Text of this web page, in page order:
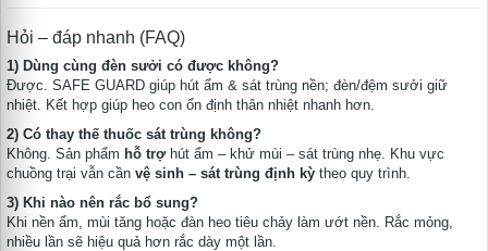
Hỏi – đáp nhanh (FAQ)
1) Dùng cùng đèn sưởi có được không?
Được. SAFE GUARD giúp hút ẩm & sát trùng nền; đèn/đệm sưởi giữ
nhiệt. Kết hợp giúp heo con ổn định thân nhiệt nhanh hơn.
2) Có thay thế thuốc sát trùng không?
Không. Sản phẩm hỗ trợhút ẩm – khử mùi – sát trùng nhẹ. Khu vực
chuồng trại vẫn cần vệ sinh – sát trùng định kỳ theo quy trình.
3) Khi nào nên rắc bổ sung?
Khi nền ẩm, mùi tăng hoặc đàn heo tiêu chảy làm ướt nền. Rắc mỏng,
nhiều lần sẽ hiệu quả hơn rắc dày một lần.